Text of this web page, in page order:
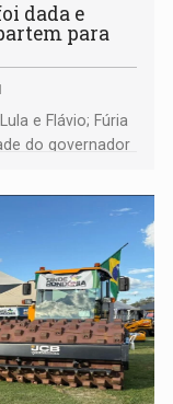
dada e
para
e Flávio; Fúria
do governador
faz evento em